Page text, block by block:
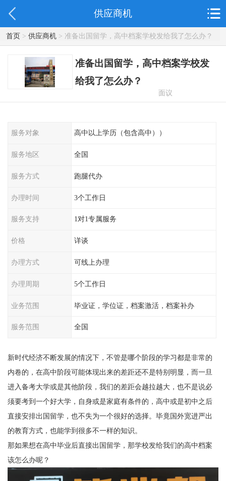
供应商机
首页> 供应商机> 准备出国留学，高中档案学校发给我了怎么办？
准备出国留学，高中档案学校发
给我了怎么办？
面议
服务对象 高中以上学历（包含高中））
服务地区 全国
服务方式 跑腿代办
办理时间 3个工作日
服务支持 1对1专属服务
价格 详谈
办理方式 可线上办理
办理周期 5个工作日
业务范围 毕业证，学位证，档案激活，档案补办
服务范围 全国
新时代经济不断发展的情况下，不管是哪个阶段的学习都是非常的
内卷的，在高中阶段可能体现出来的差距还不是特别明显，而一旦
进入备考大学或是其他阶段，我们的差距会越拉越大，也不是说必
须要考到一个好大学，自身或是家庭有条件的，高中或是初中之后
直接安排出国留学，也不失为一个很好的选择。 毕竟国外宽进严出
的教育方式，也能学到很多不一样的知识。
那如果想在高中毕业后直接出国留学，那学校发给我们的高中档案
该怎么办呢？